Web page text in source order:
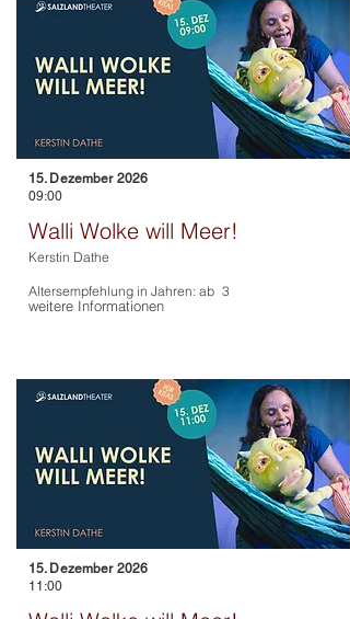
15. Dezember 2026
09:00
Walli Wolke will Meer!
Kerstin Dathe
Altersempfehlung in Jahren: ab 3
weitere Informationen
15. Dezember 2026
11:00